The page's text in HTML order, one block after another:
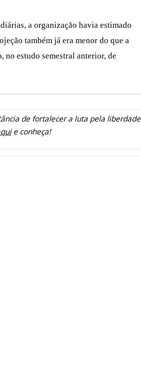
a organização havia estimado
também já era menor do que a
no estudo semestral anterior, de
de fortalecer a luta pela liberdade
e conheça!